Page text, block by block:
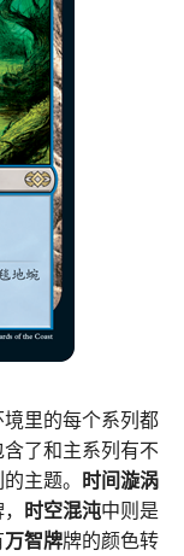
境里的每个系列都
了和主系列有不
主题。 时间漩涡
时空混沌中则是
万智牌牌的颜色转